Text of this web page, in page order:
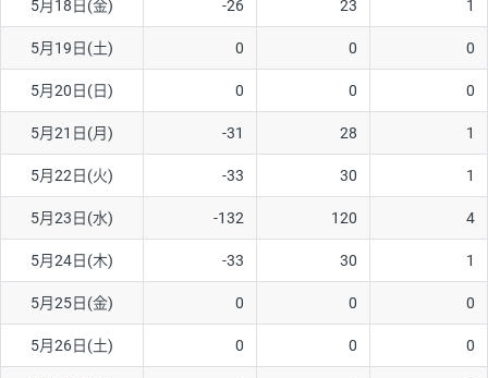
5月18日(金) -26 23 1
5月19日(土) 0 0 0
5月20日(日) 0 0 0
5月21日(月) -31 28 1
5月22日(火) -33 30 1
5月23日(水) -132 120 4
5月24日(木) -33 30 1
5月25日(金) 0 0 0
5月26日(土) 0 0 0